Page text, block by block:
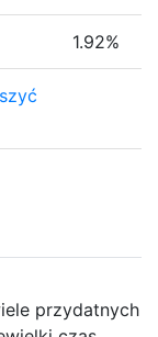
przydatnych
1.92%